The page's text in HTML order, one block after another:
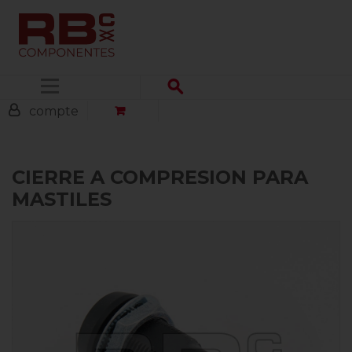
compte
CIERRE A COMPRESION PARA
MASTILES